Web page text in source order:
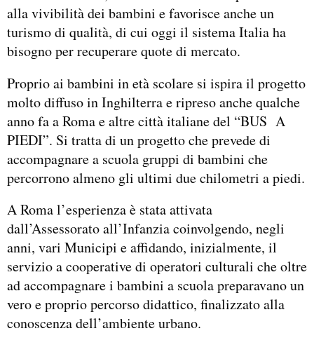
alla vivibilità dei bambini e favorisce anche un
turismo di qualità, di cui oggi il sistema Italia ha
bisogno per recuperare quote di mercato.
Proprio ai bambini in età scolare si ispira il progetto
molto diffuso in Inghilterra e ripreso anche qualche
anno fa a Roma e altre città italiane del “BUS A
PIEDI”. Si tratta di un progetto che prevede di
accompagnare a scuola gruppi di bambini che
percorrono almeno gli ultimi due chilometri a piedi.
A Roma l’esperienza è stata attivata
dall’Assessorato all’Infanzia coinvolgendo, negli
anni, vari Municipi e affidando, inizialmente, il
servizio a cooperative di operatori culturali che oltre
ad accompagnare i bambini a scuola preparavano un
vero e proprio percorso didattico, finalizzato alla
conoscenza dell’ambiente urbano.